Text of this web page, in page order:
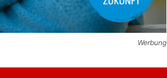
Werbung